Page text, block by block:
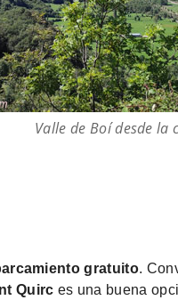
Valle de Boí desde la
gratuito.
Quirc es una buena